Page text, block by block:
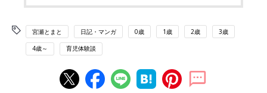
宮瀬とまと 日記・マンガ 0歳 1歳 2歳 3歳
4歳～ 育児体験談